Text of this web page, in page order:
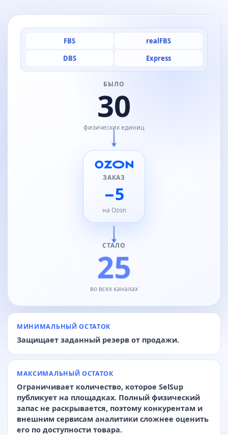
FBS
realFBS
DBS
Express
БЫЛО
30
физических единиц
ЗАКАЗ
−5
на Ozon
СТАЛО
25
во всех каналах
МИНИМАЛЬНЫЙ ОСТАТОК
Защищает заданный резерв от продажи.
МАКСИМАЛЬНЫЙ ОСТАТОК
Ограничивает количество, которое SelSup
публикует на площадках. Полный физический
запас не раскрывается, поэтому конкурентам и
внешним сервисам аналитики сложнее оценить
его по доступности товара.